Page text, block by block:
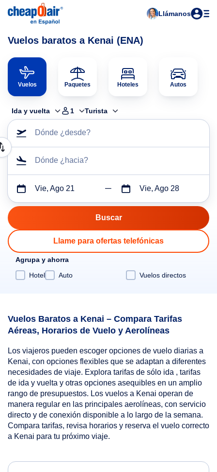
Llámanos
Vuelos baratos a Kenai (ENA)
Vuelos Paquetes Hoteles Autos
Ida y vuelta 1 Turista
Dónde ¿desde?
Dónde ¿hacia?
Vie, Ago 21 Vie, Ago 28
Llame para ofertas telefónicas
Agrupa y ahorra
Hotel
Auto Vuelos directos
Vuelos Baratos a Kenai – Compara Tarifas
Aéreas, Horarios de Vuelo y Aerolíneas
Los viajeros pueden escoger opciones de vuelo diarias a
Kenai, con opciones flexibles que se adaptan a diferentes
necesidades de viaje. Explora tarifas de sólo ida , tarifas
de ida y vuelta y otras opciones asequibles en un amplio
rango de presupuestos. Los vuelos a Kenai operan de
manera regular en las principales aerolíneas, con servicio
directo y de conexión disponible a lo largo de la semana.
Compara tarifas, revisa horarios y reserva el vuelo correcto
a Kenai para tu próximo viaje.